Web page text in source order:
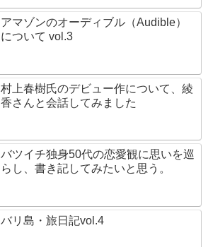
アマゾンのオーディブル（Audible）
について vol.3
村上春樹氏のデビュー作について、綾
香さんと会話してみました
バツイチ独身50代の恋愛観に思いを巡
らし、書き記してみたいと思う。
バリ島・旅日記vol.4